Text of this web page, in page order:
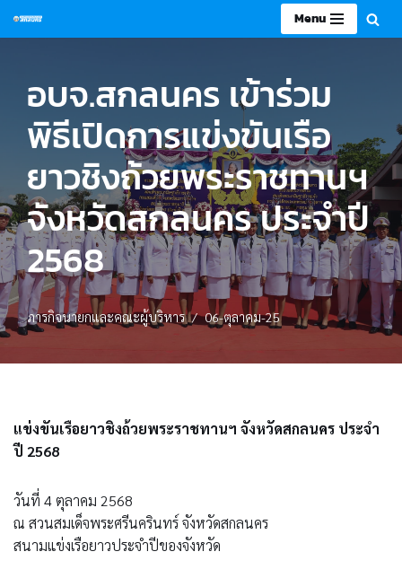
content
Menu
อบจ.สกลนคร เข้าร่วม
พิธีเปิดการแข่งขันเรือ
ยาวชิงถ้วยพระราชทานฯ
จังหวัดสกลนคร ประจำปี
2568
ภารกิจนายกและคณะผู้บริหาร 06-ตุลาคม-25
แข่งขันเรือยาวชิงถ้วยพระราชทานฯ จังหวัดสกลนคร ประจำ
ปี 2568
วันที่ 4 ตุลาคม 2568
ณ สวนสมเด็จพระศรีนครินทร์ จังหวัดสกลนคร
สนามแข่งเรือยาวประจำปีของจังหวัด